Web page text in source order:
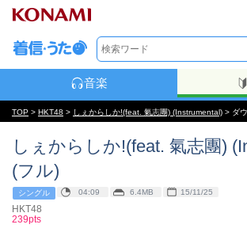
音楽
TOP > HKT48 > しぇからしか!(feat. 氣志團) (Instrumental) > ダ
しぇからしか!(feat. 氣志團)
(フル)
シングル 04:09 6.4MB 15/11/25
HKT48
239pts